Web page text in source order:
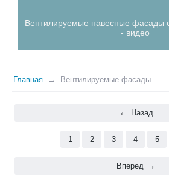
Вентилируемые навесные фасады
- видео
Главная Вентилируемые фасады
Назад
1 2 3 4 5
Вперед